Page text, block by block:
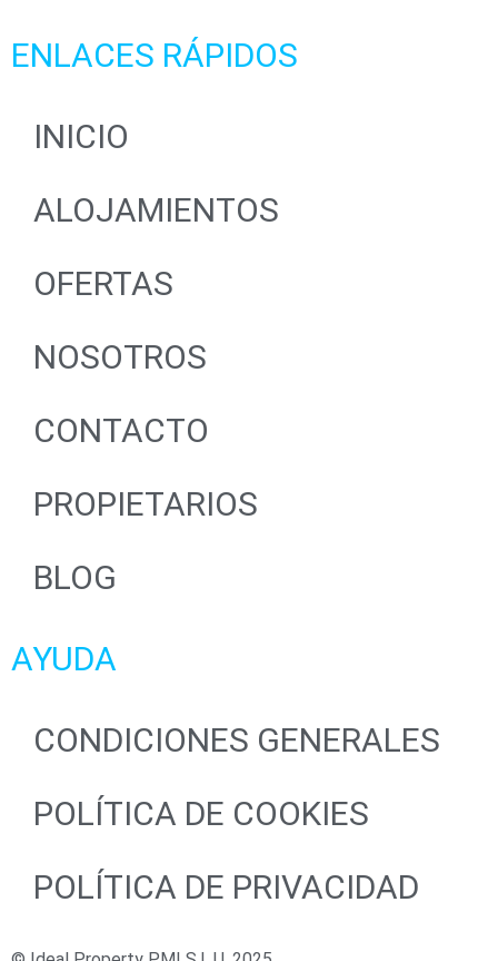
ENLACES RÁPIDOS
INICIO
ALOJAMIENTOS
OFERTAS
NOSOTROS
CONTACTO
PROPIETARIOS
BLOG
AYUDA
CONDICIONES GENERALES
POLÍTICA DE COOKIES
POLÍTICA DE PRIVACIDAD